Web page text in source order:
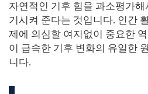
자연적인 기후 힘을 과소평가
기시켜 준다는 것입니다. 인간
제에 의심할 여지없이 중요한
이 급속한 기후 변화의 유일한
니다.